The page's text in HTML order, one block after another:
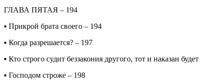
ГЛАВА ПЯТАЯ – 194
▪ Прикрой брата своего – 194
▪ Когда разрешается? – 197
▪ Кто строго судит беззакония другого, тот и наказан будет
▪ Господом строже – 198